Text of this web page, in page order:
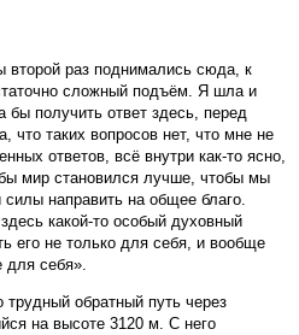
второй раз поднимались сюда, к
сложный подъём. Я шла и
бы получить ответ здесь, перед
что таких вопросов нет, что мне не
ответов, всё внутри как-то ясно,
мир становился лучше, чтобы мы
направить на общее благо.
какой-то особый духовный
его не только для себя, и вообще
для себя».
обратный путь через
на высоте 3120 м. С него